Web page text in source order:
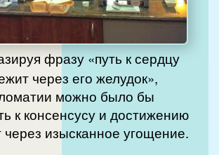
фразу «путь к сердцу
через его желудок»,
можно было бы
к консенсусу и достижению
изысканное угощение.